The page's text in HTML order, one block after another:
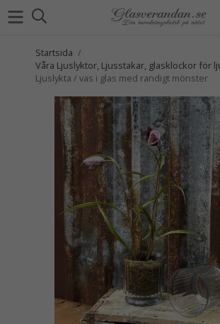
Startsida /
Våra Ljuslyktor, Ljusstakar, glasklockor för
Ljuslykta / vas i glas med randigt mönster